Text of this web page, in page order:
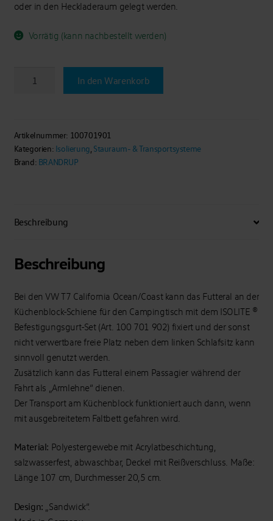
oder in den Heckladeraum gelegt werden.
Vorrätig (kann nachbestellt werden)
I
für
ISOLITE
Inside
T7
Menge
In den Warenkorb
Artikelnummer: 100701901
Kategorien: Isolierung Stauraum- & Transportsysteme
Brand: BRANDRUP
Beschreibung
Beschreibung
Bei den VW T7 California Ocean/Coast kann das Futteral an der
Küchenblock-Schiene für den Campingtisch mit dem ISOLITE ®
Befestigungsgurt-Set (Art. 100 701 902) fixiert und der sonst
nicht verwertbare freie Platz neben dem linken Schlafsitz kann
sinnvoll genutzt werden.
Zusätzlich kann das Futteral einem Passagier während der
Fahrt als „Armlehne“ dienen.
Der Transport am Küchenblock funktioniert auch dann, wenn
mit ausgebreitetem Faltbett gefahren wird.
Material: Polyestergewebe mit Acrylatbeschichtung,
salzwasserfest, abwaschbar, Deckel mit Reißverschluss. Maße:
Länge 107 cm, Durchmesser 20,5 cm.
Design: „Sandwick“.